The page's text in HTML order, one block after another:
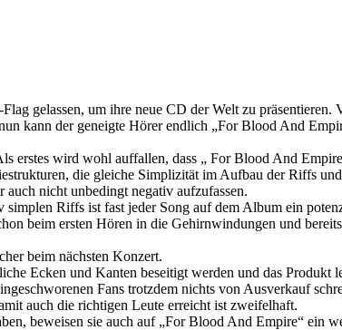
gelassen, um ihre neue CD der Welt zu
kann der geneigte Hörer endlich „For Blood And
erstes wird wohl auffallen, dass „ For Blood And
die gleiche Simplizität im Aufbau der Riffs
nicht unbedingt negativ aufzufassen.
Riffs ist fast jeder Song auf dem Album ein
beim ersten Hören in die Gehirnwindungen und
beim nächsten Konzert.
Ecken und Kanten beseitigt werden und das
Fans trotzdem nichts von Ausverkauf
auch die richtigen Leute erreicht ist zweifelhaft.
beweisen sie auch auf „For Blood And Empire“ ein